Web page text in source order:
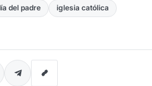
del padre
iglesia católica